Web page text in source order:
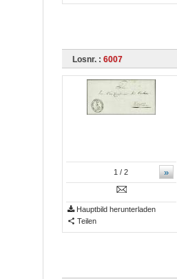
Losnr. : 6007
»
1 / 2
Hauptbild herunterladen
Teilen